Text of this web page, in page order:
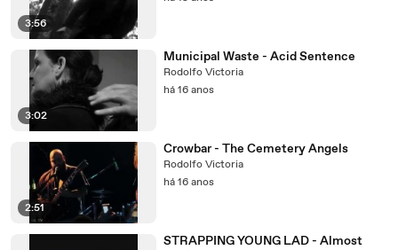
3:56
3:02
Municipal Waste - Acid Sentence
Rodolfo Victoria
há 16 anos
2:51
Crowbar - The Cemetery Angels
Rodolfo Victoria
há 16 anos
STRAPPING YOUNG LAD - Almost